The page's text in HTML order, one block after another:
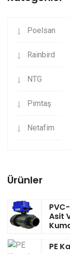
Poelsan
Rainbird
NTG
Pimtaş
Netafim
Ürünler
Asit
PE